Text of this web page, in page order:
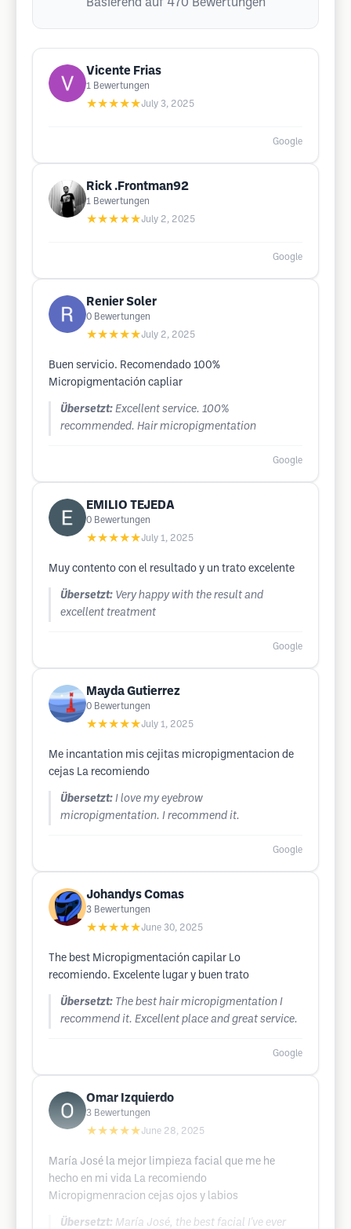
Basierend auf 470 Bewertungen
Vicente Frias
1 Bewertungen
★★★★★July 3, 2025
Google
Rick .Frontman92
1 Bewertungen
★★★★★July 2, 2025
Google
Renier Soler
0 Bewertungen
★★★★★July 2, 2025
Buen servicio. Recomendado 100%
Micropigmentación capliar
Übersetzt: Excellent service. 100%
recommended. Hair micropigmentation
Google
EMILIO TEJEDA
0 Bewertungen
★★★★★July 1, 2025
Muy contento con el resultado y un trato excelente
Übersetzt: Very happy with the result and
excellent treatment
Google
Mayda Gutierrez
0 Bewertungen
★★★★★July 1, 2025
Me incantation mis cejitas micropigmentacion de
cejas La recomiendo
Übersetzt: I love my eyebrow
micropigmentation. I recommend it.
Google
Johandys Comas
3 Bewertungen
★★★★★June 30, 2025
The best Micropigmentación capilar Lo
recomiendo. Excelente lugar y buen trato
Übersetzt: The best hair micropigmentation I
recommend it. Excellent place and great service.
Google
Omar Izquierdo
3 Bewertungen
★★★★★June 28, 2025
María José la mejor limpieza facial que me he
hecho en mi vida La recomiendo
Micropigmenracion cejas ojos y labios
Übersetzt: María José, the best facial I've ever